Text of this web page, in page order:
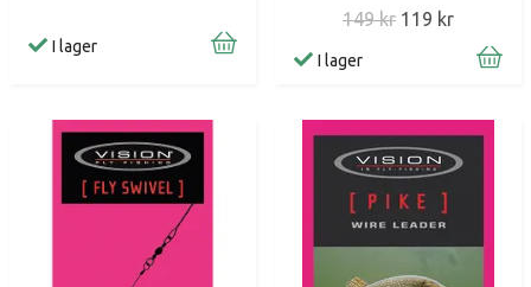
I lager
149 kr 119 kr
I lager